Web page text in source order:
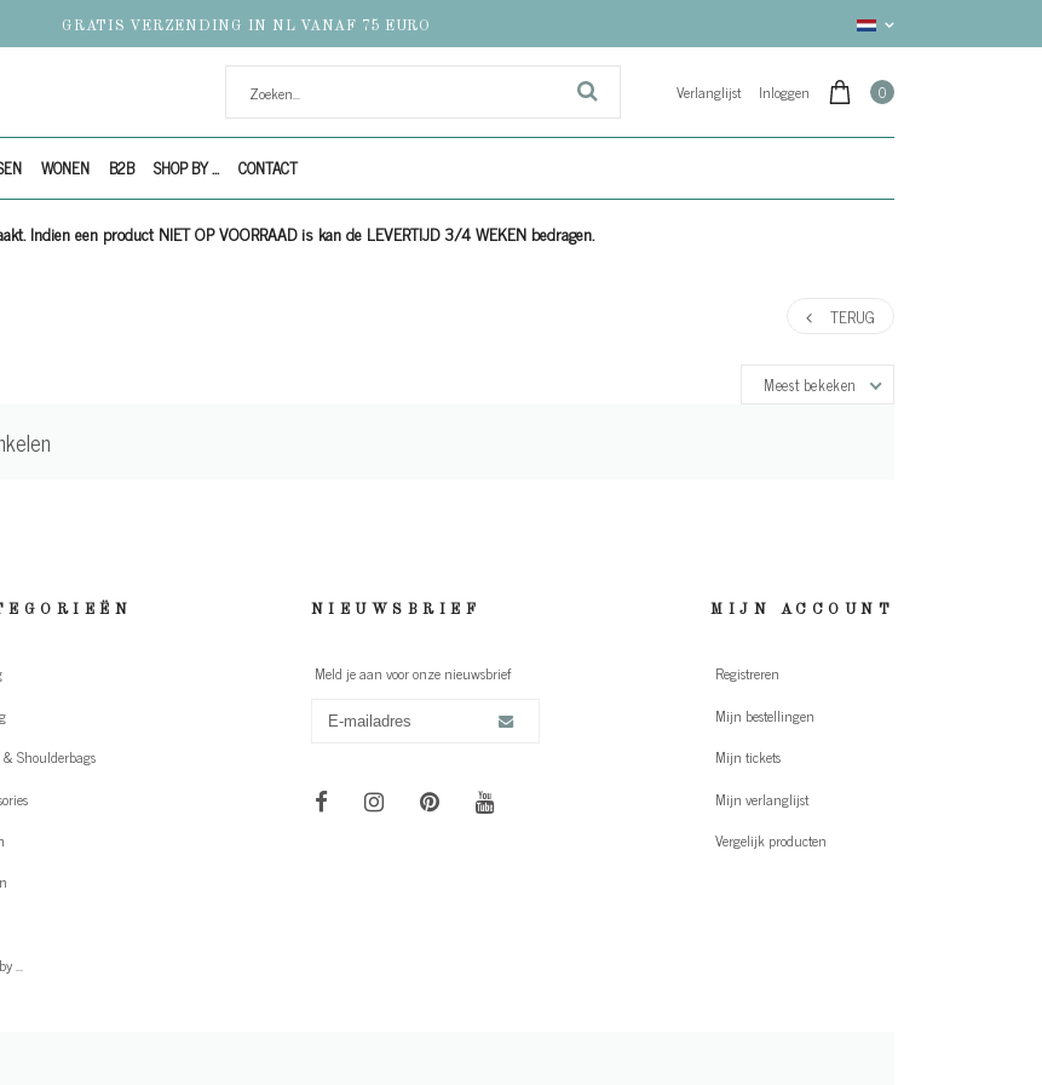
GRATIS VERZENDING IN NL VANAF 75 EURO
Verlanglijst Inloggen 0
WONEN B2B SHOP BY ... CONTACT
Indien een product NIET OP VOORRAAD is kan de LEVERTIJD 3/4 WEKEN bedragen.
TERUG
Meest bekeken
Shoulderbags
...
NIEUWSBRIEF
Meld je aan voor onze nieuwsbrief
MIJN ACCOUNT
Registreren
Mijn bestellingen
Mijn tickets
Mijn verlanglijst
Vergelijk producten